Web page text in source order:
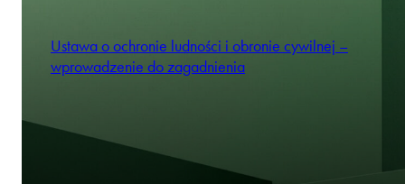
Ustawa o ochronie ludności i obronie cywilnej –
wprowadzenie do zagadnienia